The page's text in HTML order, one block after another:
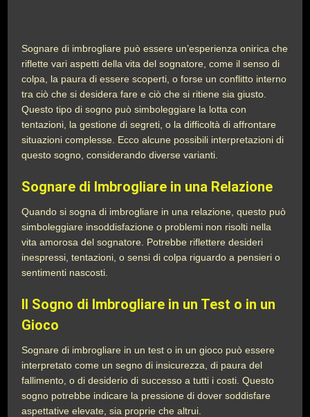
Sognare di imbrogliare può essere un’esperienza onirica che
riflette vari aspetti della vita del sognatore, come il senso di
colpa, la paura di essere scoperti, o forse un conflitto interno
tra ciò che si desidera fare e ciò che si ritiene sia giusto.
Questo tipo di sogno può simboleggiare la lotta con
tentazioni, la gestione di segreti, o la difficoltà di affrontare
situazioni complesse. Ecco alcune possibili interpretazioni di
questo sogno, considerando diverse varianti.
Sognare di Imbrogliare in una Relazione
Quando si sogna di imbrogliare in una relazione, questo può
simboleggiare insoddisfazione o problemi non risolti nella
vita amorosa del sognatore. Potrebbe riflettere desideri
inespressi, tentazioni, o sensi di colpa riguardo a pensieri o
sentimenti nascosti.
Il Sogno di Imbrogliare in un Test o in un
Gioco
Sognare di imbrogliare in un test o in un gioco può essere
interpretato come un segno di insicurezza, di paura del
fallimento, o di desiderio di successo a tutti i costi. Questo
sogno potrebbe indicare la pressione di dover soddisfare
aspettative elevate, sia proprie che altrui.